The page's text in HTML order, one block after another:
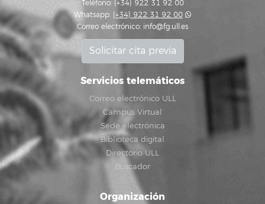
Teléfono: (+34) 922 31 92 00
Whatsapp: (+34) 922 31 92 00
Correo electrónico: info@fg.ull.es
Solicitar cita previa
Servicios telemáticos
Correo electrónico ULL
Campus Virtual
Sede electrónica
Biblioteca digital
Directorio ULL
Buscador
Organización